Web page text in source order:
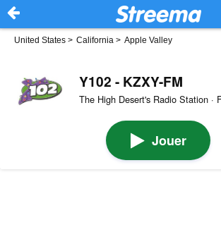
United States > California > Apple Valley
Y102 - KZXY-FM
The High Desert's Radio Station ·
Jouer